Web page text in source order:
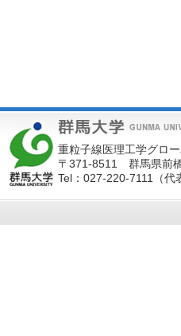
重粒子線医理工学グロ
〒371-8511 群馬県前
Tel：027-220-7111（代